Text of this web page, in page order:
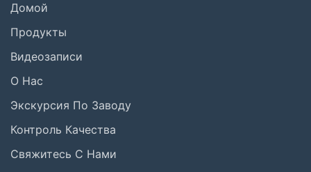
Домой
Продукты
Видеозаписи
О Нас
Экскурсия По Заводу
Контроль Качества
Свяжитесь С Нами